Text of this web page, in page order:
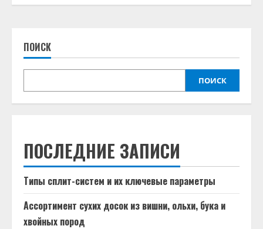
ПОИСК
ПОИСК
ПОСЛЕДНИЕ ЗАПИСИ
Типы сплит-систем и их ключевые параметры
Ассортимент сухих досок из вишни, ольхи, бука и
хвойных пород